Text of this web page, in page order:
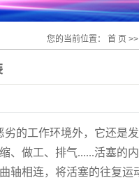
您的当前位置： 首 页 >>
劣的工作环境外，它还是
、做工、排气......活塞的
轴相连，将活塞的往复运